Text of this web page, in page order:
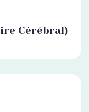
Cérébral)